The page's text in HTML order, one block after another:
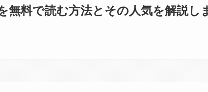
料で読む方法とその人気を解説し